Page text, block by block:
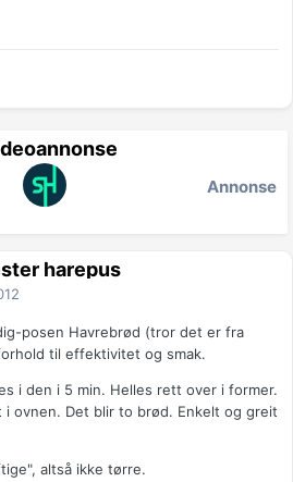
Annonse
harepus
posen Havrebrød (tror det er fra
til effektivitet og smak.
i den i 5 min. Helles rett over i former.
ovnen. Det blir to brød. Enkelt og greit
altså ikke tørre.